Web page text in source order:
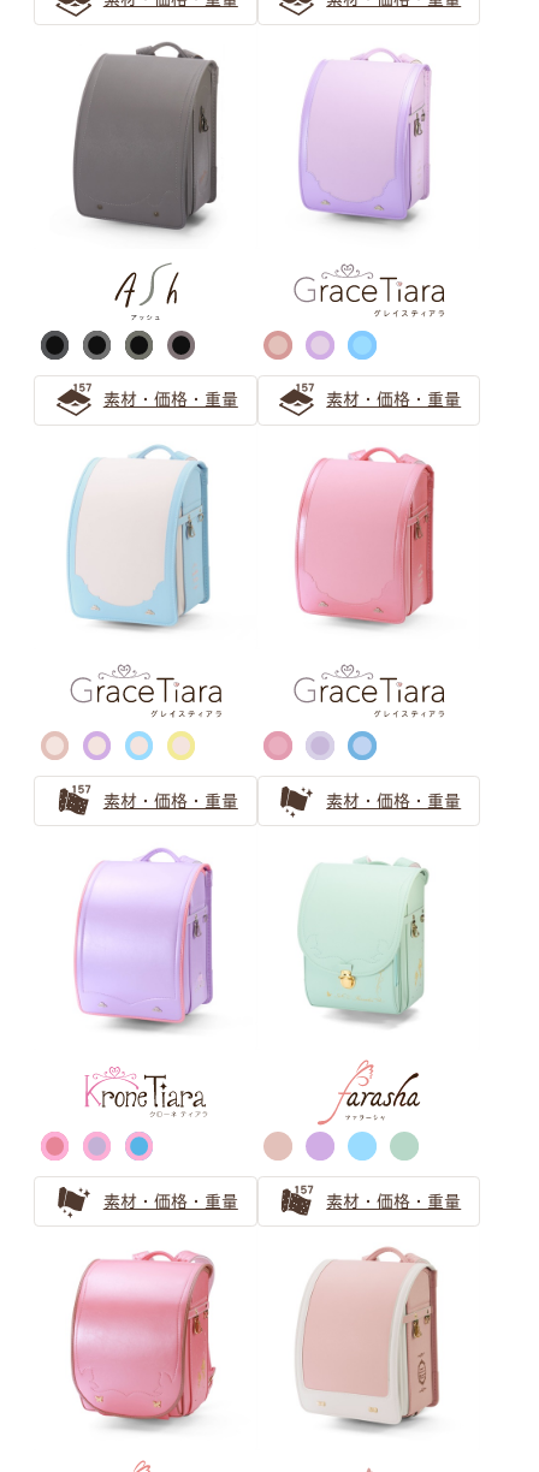
【2026年度ご入学向け】ピンクのランドセルは女の子に
可愛さ華やぐローズピンクのランドセル！お子さまに一番
似合うピンク色を選ぶ方法も紹介
安らぎと上品さ 「ピンクベージュ」ランドセルの選び方
サックス（水色） ランドセルの
選び方
【水色ランドセル】萬勇鞄の誇る唯一無二の青系製品ライ
ンナップを一覧紹介！
水色のランドセルの選び方！人気上昇中のカラーを紹介
水色のランドセルは可愛らしい女の子に人気！
ブルー・ネイビー ランドセルの
選び方
知性的な品のある、青色・ネイビー系の人気ランドセルを
ご紹介
クールビューティーなネイビーのランドセル
ブラック ランドセルの選び方
王道でも個性のある黒色（ブラック）人気ランドセル
男の子ランドセルの王道ブラック（黒色）
黒色（ブラック）ランドセルの安心ガイド 機能とアフタ
ーフォローをやさしくご紹介
ゴールド・シルバー ランドセル
の選び方
戦隊ヒーローに憧れる男の子にはゴールド・シルバーのラ
ンドセル！目立ち過ぎないランドセル探しとは
ゴールドのランドセルは少し珍しいけれど近年人気急上
金色のランドセルはリーダータイプの男の子に人気上昇
素材・価格・重量 素材・価格・重量
素材・価格・重量 素材・価格・重量
素材・価格・重量 素材・価格・重量